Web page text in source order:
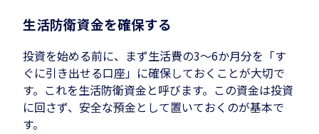
生活防衛資金を確保する
投資を始める前に、まず生活費の3〜6か月分を「す
ぐに引き出せる口座」に確保しておくことが大切で
す。これを生活防衛資金と呼びます。この資金は投資
に回さず、安全な預金として置いておくのが基本で
す。